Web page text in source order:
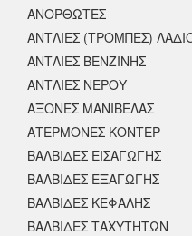
ΑΝΟΡΘΩΤΕΣ
ΑΝΤΛΙΕΣ (ΤΡΟΜΠΕΣ)
ΑΝΤΛΙΕΣ ΒΕΝΖΙΝΗΣ
ΑΝΤΛΙΕΣ ΝΕΡΟΥ
ΑΞΟΝΕΣ ΜΑΝΙΒΕΛΑΣ
ΑΤΕΡΜΟΝΕΣ ΚΟΝΤΕΡ
ΒΑΛΒΙΔΕΣ ΕΙΣΑΓΩΓΗΣ
ΒΑΛΒΙΔΕΣ ΕΞΑΓΩΓΗΣ
ΒΑΛΒΙΔΕΣ ΚΕΦΑΛΗΣ
ΒΑΛΒΙΔΕΣ ΤΑΧΥΤΗΤΩΝ